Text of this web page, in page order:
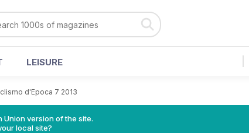
LEISURE
d'Epoca 7 2013
version of the site.
local site?